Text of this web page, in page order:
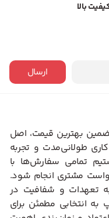
بالا
ارسال
بهترین قیمت، اصل
طولانی‌مدت و تجربه
تمامی سفارش‌ها با
خواست مشتری انجام شود.
تعهدات و شفافیت در
انتخابی مطمئن برای